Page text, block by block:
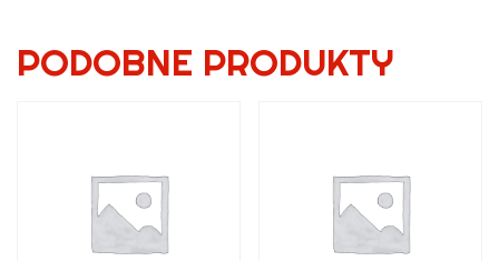
PODOBNE PRODUKTY